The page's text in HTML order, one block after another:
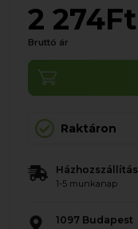
2 274Ft
Bruttó ár
Raktáron
Házhozszállítás
1-5 munkanap
1097 Budapest